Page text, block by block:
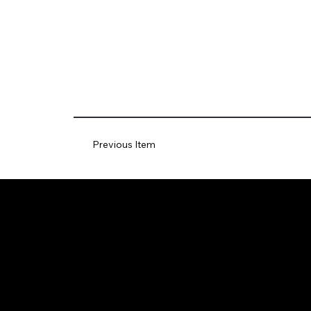
Previous Item